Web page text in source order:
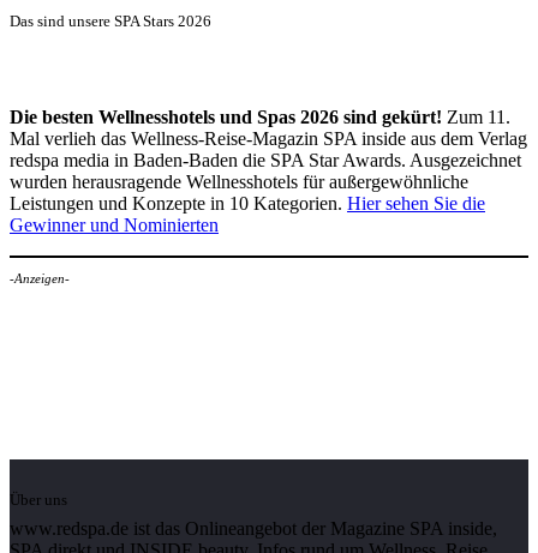
Das sind unsere SPA Stars 2026
Die besten Wellnesshotels und Spas 2026 sind gekürt! Zum 11.
Mal verlieh das Wellness-Reise-Magazin SPA inside aus dem Verlag
redspa media in Baden-Baden die SPA Star Awards. Ausgezeichnet
wurden herausragende Wellnesshotels für außergewöhnliche
Leistungen und Konzepte in 10 Kategorien. Hier sehen Sie die
Gewinner und Nominierten
-Anzeigen-
Über uns
www.redspa.de ist das Onlineangebot der Magazine SPA inside,